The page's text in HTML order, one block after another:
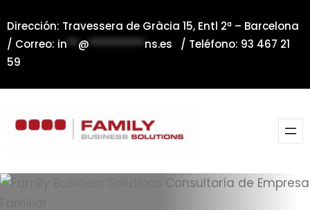
al
contenido
Dirección: Travessera de Gràcia 15, Entl 2ª – Barcelona
/ Correo: in**@**********ns.es / Teléfono: 93 467 21
59